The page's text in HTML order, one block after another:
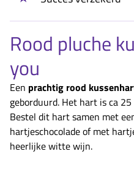
Rood pluche
you
Een prachtig rood
geborduurd. Het hart is ca
Bestel dit hart samen met
hartjeschocolade of met
heerlijke witte wijn.